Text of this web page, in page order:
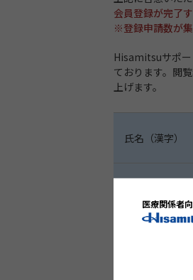
会員登録が完了
※登録申請数が
Hisamitsuサポー
ております。閲
上げます。
氏名（漢字）
医療関係者